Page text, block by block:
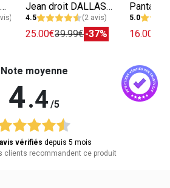
Chemise structurée femme Jean droit DALLAS femme
4.5 (2 avis)
25.00€39.99€-37%
5.0
16.00€
Note moyenne
4.4 /5
vérifiés depuis 5 mois
clients recommandent ce produit